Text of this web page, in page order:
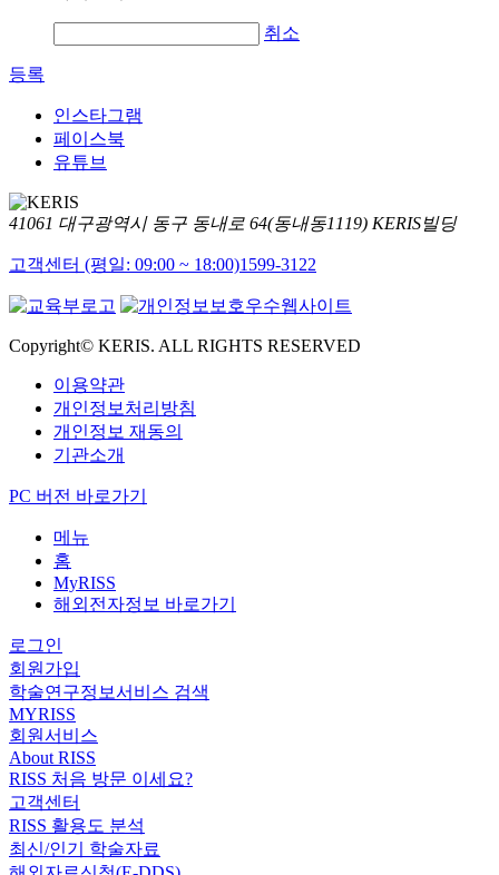
취소
등록
인스타그램
페이스북
유튜브
41061 대구광역시 동구 동내로 64(동내동1119) KERIS빌딩
고객센터 (평일: 09:00 ~ 18:00)1599-3122
Copyright© KERIS. ALL RIGHTS RESERVED
이용약관
개인정보처리방침
개인정보 재동의
기관소개
PC 버전 바로가기
메뉴
홈
MyRISS
해외전자정보 바로가기
로그인
회원가입
학술연구정보서비스 검색
MYRISS
회원서비스
About RISS
RISS 처음 방문 이세요?
고객센터
RISS 활용도 분석
최신/인기 학술자료